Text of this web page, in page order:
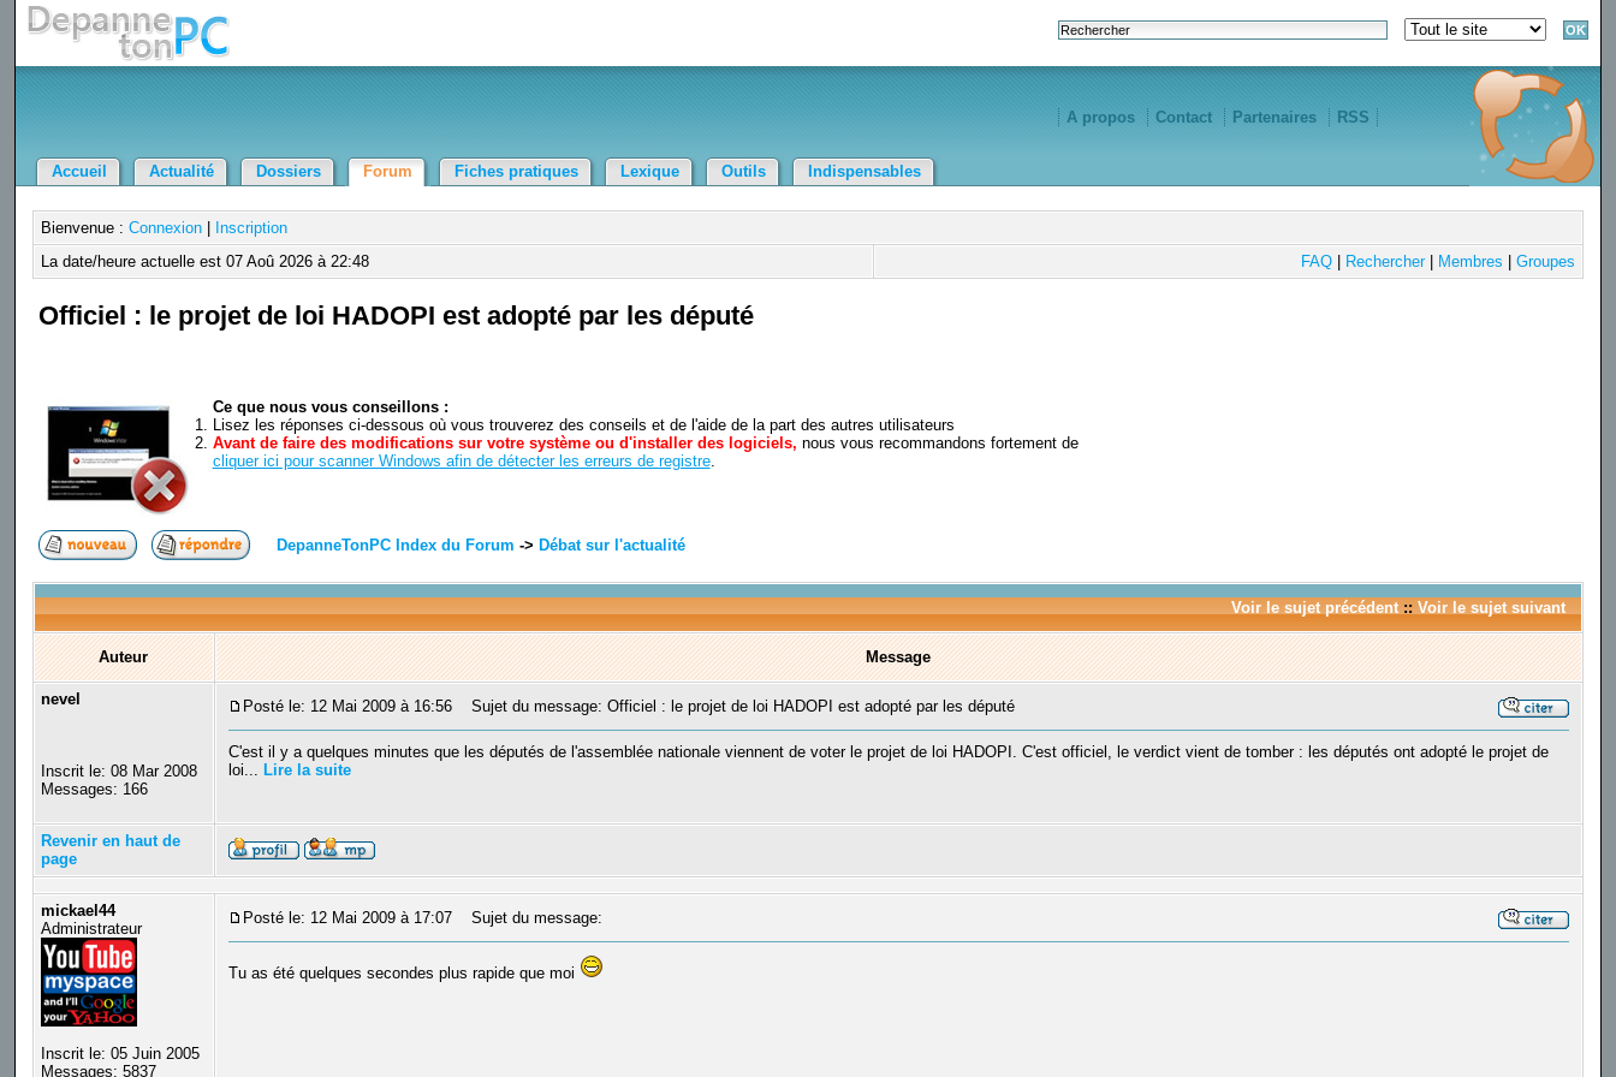
A propos Contact Partenaires RSS
Accueil Actualité Dossiers Forum Fiches pratiques Lexique Outils Indispensables
Bienvenue : Connexion|
Inscription
La date/heure actuelle est 07 Aoû 2026 à 22:48
FAQ| Rechercher| Membres Groupes
Officiel : le projet de loi HADOPI est adopté par les député
Ce que nous vous conseillons :
Lisez les réponses ci-dessous où vous trouverez des conseils et de l'aide de la part des autres utilisateurs
Avant de faire des modifications sur votre système ou d'installer des logiciels, nous vous recommandons fortement de
cliquer ici pour scanner Windows afin de détecter les erreurs de registre.
DepanneTonPC Index du Forum -> Débat sur l'actualité
Voir le sujet précédent:: Voir le sujet suivant
Auteur Message
nevel
Inscrit le: 08 Mar 2008
Messages: 166
Posté le: 12 Mai 2009 à 16:56 Sujet du message: Officiel : le projet de loi HADOPI est adopté par les député
C'est il y a quelques minutes que les députés de l'assemblée nationale viennent de voter le projet de loi HADOPI. C'est officiel, le verdict vient de tomber : les députés ont adopté le projet de
loi... Lire la suite
Revenir en haut de
page
mickael44
Administrateur
Inscrit le: 05 Juin 2005
Messages: 5837
Posté le: 12 Mai 2009 à 17:07 Sujet du message:
Tu as été quelques secondes plus rapide que moi